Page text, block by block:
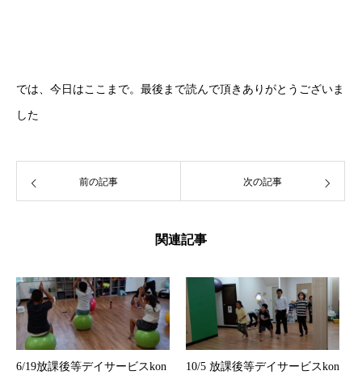
では、今日はここまで。最後まで読んで頂きありがとうございま
した
前の記事 次の記事
関連記事
6/19放課後等デイサービスkon
10/5 放課後等デイサービスkon